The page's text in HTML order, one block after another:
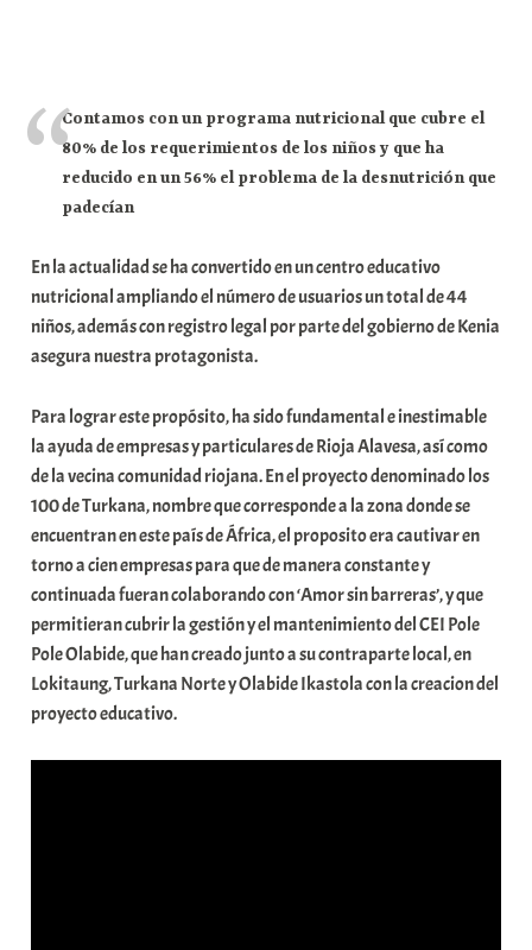
a
t
e
a
Contamos con un programa nutricional que cubre el
80% de los requerimientos de los niños y que ha
reducido en un 56% el problema de la desnutrición que
padecían
En la actualidad se ha convertido en un centro educativo
nutricional ampliando el número de usuarios un total de 44
niños, además con registro legal por parte del gobierno de Kenia
asegura nuestra protagonista.
Para lograr este propósito, ha sido fundamental e inestimable
la ayuda de empresas y particulares de Rioja Alavesa, así como
de la vecina comunidad riojana. En el proyecto denominado los
100 de Turkana, nombre que corresponde a la zona donde se
encuentran en este país de África, el proposito era cautivar en
torno a cien empresas para que de manera constante y
continuada fueran colaborando con ‘Amor sin barreras’, y que
permitieran cubrir la gestión y el mantenimiento del CEI Pole
Pole Olabide, que han creado junto a su contraparte local, en
Lokitaung, Turkana Norte y Olabide Ikastola con la creacion del
proyecto educativo.